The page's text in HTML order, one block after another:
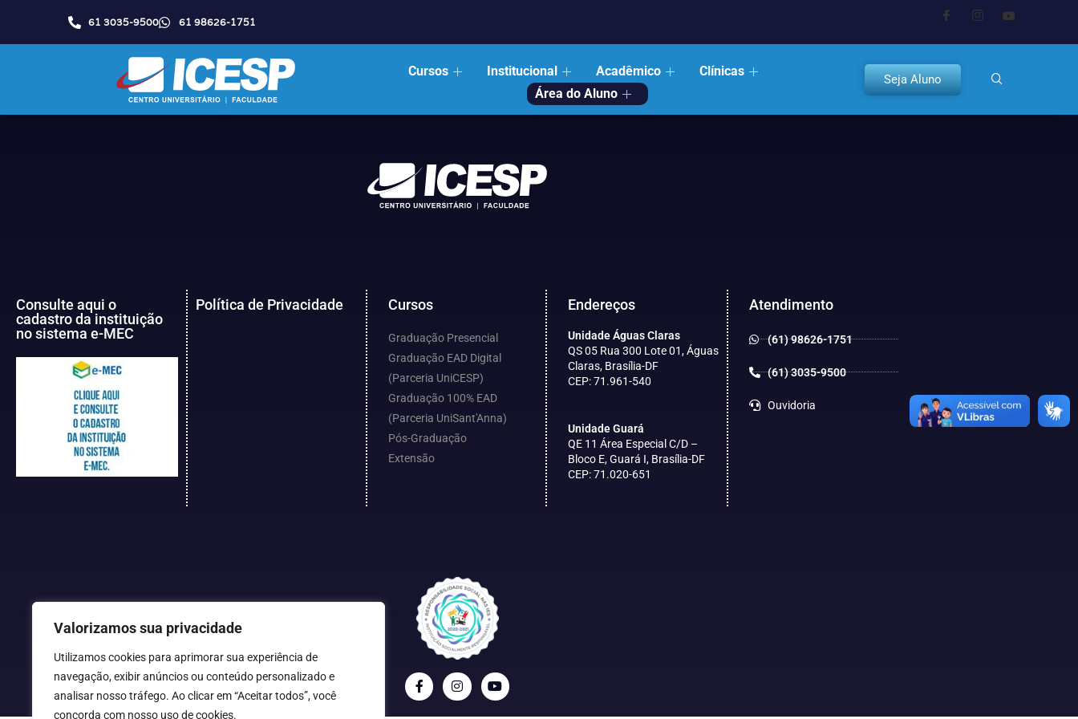
Valorizamos sua privacidade
Utilizamos cookies para aprimorar sua experiência de
navegação, exibir anúncios ou conteúdo personalizado e
analisar nosso tráfego. Ao clicar em “Aceitar todos”, você
concorda com nosso uso de cookies.
61 3035-9500 61 98626-1751
Cursos Institucional Acadêmico
Clínicas
Área do Aluno
Seja Aluno
Consulte aqui o
cadastro da instituição
no sistema e-MEC
Política de Privacidade Cursos
Graduação Presencial
Graduação EAD Digital
(Parceria UniCESP)
Graduação 100% EAD
(Parceria UniSant'Anna)
Pós-Graduação
Extensão
Endereços
Unidade Águas Claras
QS 05 Rua 300 Lote 01, Águas
Claras, Brasília-DF
CEP: 71.961-540
Unidade Guará
QE 11 Área Especial C/D –
Bloco E, Guará I, Brasília-DF
CEP: 71.020-651
Atendimento
(61) 98626-1751
(61) 3035-9500
Ouvidoria